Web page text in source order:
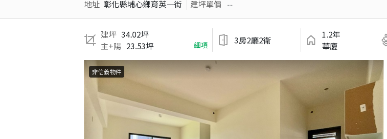
地址 彰化縣埔心鄉育英一街 建坪單價 --
建坪 34.02坪
主+陽 23.53坪 細項 3房2廳2衛
1.2年
華廈
非信義物件